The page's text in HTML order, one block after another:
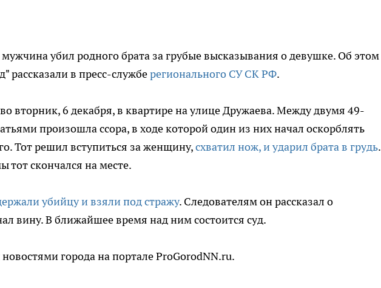
убил родного брата за грубые высказывания о девушке. Об этом
рассказали в пресс-служберегионального СУ СК РФ.
вторник, 6 декабря, в квартире на улице Дружаева. Между двумя 49-
произошла ссора, в ходе которой один из них начал оскорблять
Тот решил вступиться за женщину,схватил нож, и ударил брата в грудь.
тот скончался на месте.
убийцу и взяли под стражу. Следователям он рассказал о
вину. В ближайшее время над ним состоится суд.
города на портале ProGorodNN.ru.